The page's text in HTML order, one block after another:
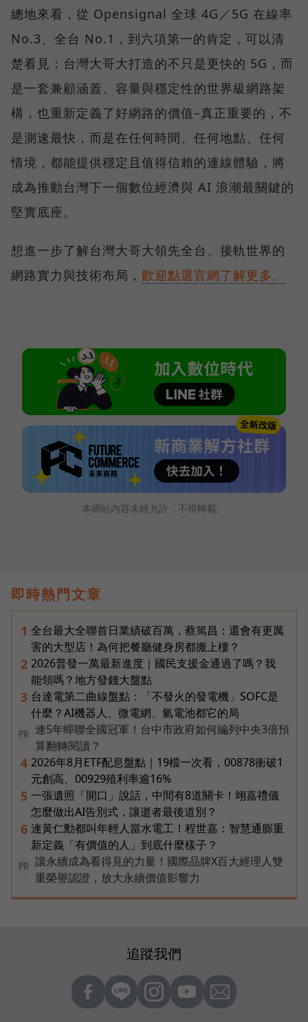
總地來看，從 Opensignal 全球 4G／5G 在線率
No.3、全台 No.1，到六項第一的肯定，可以清
楚看見：台灣大哥大打造的不只是更快的 5G，而
是一套兼顧涵蓋、容量與穩定性的世界級網路架
構，也重新定義了好網路的價值–真正重要的，不
是測速最快，而是在任何時間、任何地點、任何
情境，都能提供穩定且值得信賴的連線體驗，將
成為推動台灣下一個數位經濟與 AI 浪潮最關鍵的
堅實底座。
想進一步了解台灣大哥大領先全台、接軌世界的
網路實力與技術布局， 歡迎點選官網了解更多。
本網站內容未經允許，不得轉載。
即時熱門文章
1 全台最大全聯首日業績破百萬，蔡篤昌：還會有更厲
害的大型店！為何把餐廳健身房都搬上樓？
2 2026普發一萬最新進度｜國民支援金通過了嗎？我
能領嗎？地方發錢大盤點
3 台達電第二曲線盤點：「不發火的發電機」SOFC是
什麼？AI機器人、微電網、氫電池都它的局
PR
連5年蟬聯全國冠軍！台中市政府如何編列中央3倍預
算翻轉閱讀？
4 2026年8月ETF配息盤點｜19檔一次看，00878衝破1
元創高、00929殖利率逾16%
5 一張遺照「開口」說話，中間有8道關卡！翊嘉禮儀
怎麼做出AI告別式，讓逝者最後道別？
6 連黃仁勳都叫年輕人當水電工！程世嘉：智慧通膨重
新定義「有價值的人」到底什麼樣子？
PR
讓永續成為看得見的力量！國際品牌X百大經理人雙
重榮譽認證，放大永續價值影響力
追蹤我們